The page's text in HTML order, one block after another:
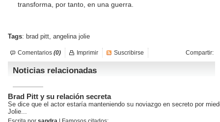
transforma, por tanto, en una guerra.
Tags: brad pitt, angelina jolie
Comentarios (0) Compartir:
Imprimir Suscribirse
Noticias relacionadas
Brad Pitt y su relación secreta
Se dice que el actor estaría manteniendo su noviazgo en secreto por
Jolie...